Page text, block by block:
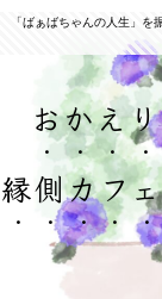
「ばぁばちゃんの人生」
おかえ
縁側カフ